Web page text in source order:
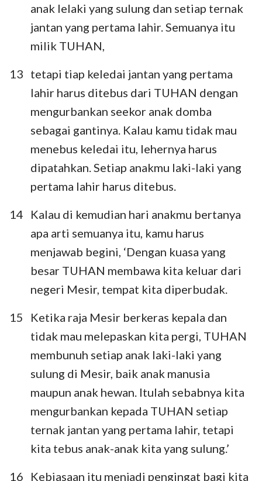
1 2 3 4 5 6
7
8
9 10 11 12 13 14
anak lelaki yang sulung dan setiap ternak
jantan yang pertama lahir. Semuanya itu
milik TUHAN,
13 tetapi tiap keledai jantan yang pertama
lahir harus ditebus dari TUHAN dengan
mengurbankan seekor anak domba
sebagai gantinya. Kalau kamu tidak mau
menebus keledai itu, lehernya harus
dipatahkan. Setiap anakmu laki-laki yang
pertama lahir harus ditebus.
14
Kalau di kemudian hari anakmu bertanya
apa arti semuanya itu, kamu harus
menjawab begini, ‘Dengan kuasa yang
besar TUHAN membawa kita keluar dari
negeri Mesir, tempat kita diperbudak.
15
Ketika raja Mesir berkeras kepala dan
tidak mau melepaskan kita pergi, TUHAN
membunuh setiap anak laki-laki yang
sulung di Mesir, baik anak manusia
maupun anak hewan. Itulah sebabnya kita
mengurbankan kepada TUHAN setiap
ternak jantan yang pertama lahir, tetapi
kita tebus anak-anak kita yang sulung.’
16
Kebiasaan itu menjadi pengingat bagi kita